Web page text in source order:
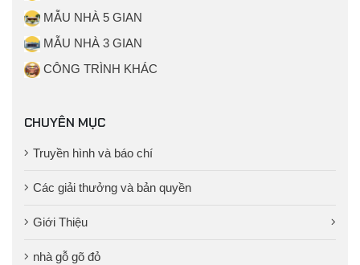
MẪU NHÀ 5 GIAN
MẪU NHÀ 3 GIAN
CÔNG TRÌNH KHÁC
CHUYÊN MỤC
Truyền hình và báo chí
Các giải thưởng và bản quyền
Giới Thiệu
nhà gỗ gõ đỏ